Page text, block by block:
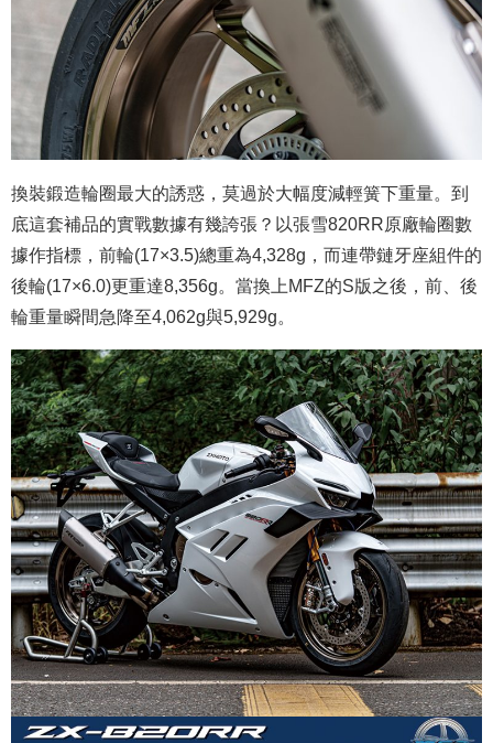
換裝鍛造輪圈最大的誘惑，莫過於大幅度減輕簧下重量。到
底這套補品的實戰數據有幾誇張？以張雪820RR原廠輪圈數
據作指標，前輪(17×3.5)總重為4,328g，而連帶鏈牙座組件的
後輪(17×6.0)更重達8,356g。當換上MFZ的S版之後，前、後
輪重量瞬間急降至4,062g與5,929g。